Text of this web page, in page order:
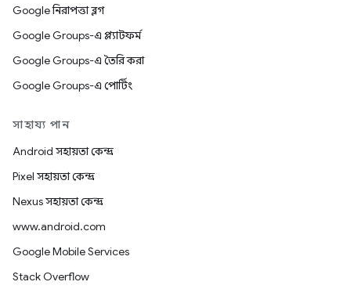
Google নিরাপত্তা ব্লগ
Google Groups-এ প্ল্যাটফর্ম
Google Groups-এ তৈরি করা
Google Groups-এ পোর্টিং
সাহায্য পান
Android সহায়তা কেন্দ্র
Pixel সহায়তা কেন্দ্র
Nexus সহায়তা কেন্দ্র
www.android.com
Google Mobile Services
Stack Overflow